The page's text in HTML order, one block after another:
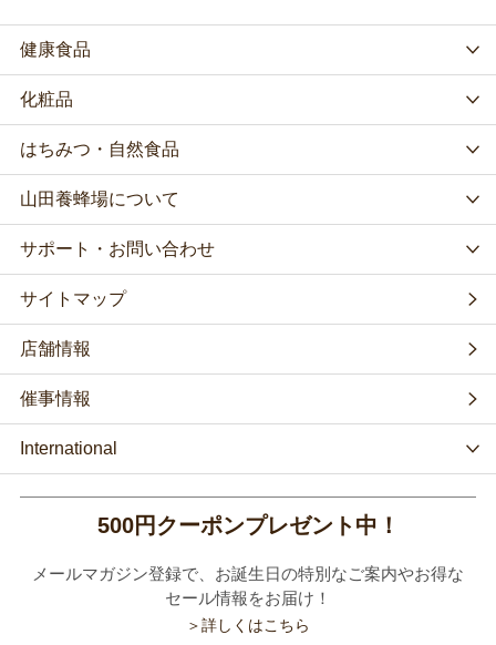
健康食品
化粧品
はちみつ・自然食品
山田養蜂場について
サポート・お問い合わせ
サイトマップ
店舗情報
催事情報
International
500円クーポンプレゼント中！
メールマガジン登録で、お誕生日の特別なご案内やお得な
セール情報をお届け！
＞詳しくはこちら